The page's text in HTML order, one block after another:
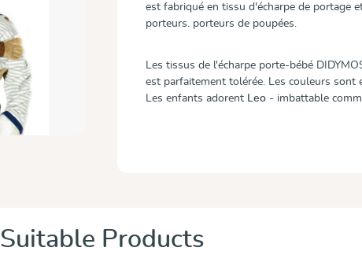
est fabriqué en tissu d'écharpe de portage
porteurs. porteurs de poupées.
Les tissus de l'écharpe porte-bébé
est parfaitement tolérée. Les couleurs sont
Les enfants adorent Leo - imbattable
Suitable Products